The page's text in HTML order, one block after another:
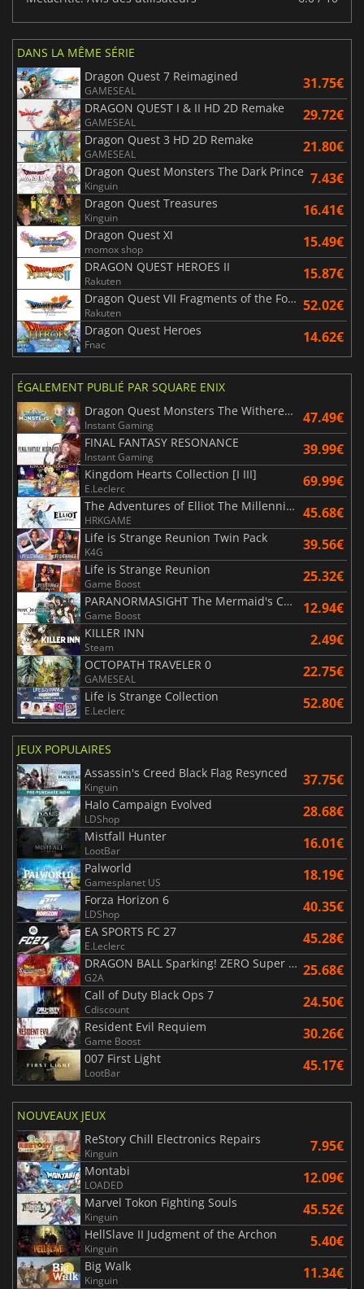
DANS LA MÊME SÉRIE
Dragon Quest 7 Reimagined
GAMESEAL 31.75€
DRAGON QUEST I & II HD 2D Remake
GAMESEAL 29.72€
Dragon Quest 3 HD 2D Remake
GAMESEAL 21.80€
Dragon Quest Monsters The Dark Prince
Kinguin 7.43€
Dragon Quest Treasures
Kinguin 16.41€
Dragon Quest XI
momox shop 15.49€
DRAGON QUEST HEROES II
Rakuten 15.87€
Dragon Quest VII Fragments of the Forgotten Past
Rakuten 52.02€
Dragon Quest Heroes
Fnac 14.62€
ÉGALEMENT PUBLIÉ PAR SQUARE ENIX
Dragon Quest Monsters The Withered World
Instant Gaming 47.49€
FINAL FANTASY RESONANCE
Instant Gaming 39.99€
Kingdom Hearts Collection [I III]
E.Leclerc 69.99€
The Adventures of Elliot The Millennium Tales
HRKGAME 45.68€
Life is Strange Reunion Twin Pack
K4G 39.56€
Life is Strange Reunion
Game Boost 25.32€
PARANORMASIGHT The Mermaid's Curse
Game Boost 12.94€
KILLER INN
Steam 2.49€
OCTOPATH TRAVELER 0
GAMESEAL 22.75€
Life is Strange Collection
E.Leclerc 52.80€
JEUX POPULAIRES
Assassin's Creed Black Flag Resynced
Kinguin 37.75€
Halo Campaign Evolved
LDShop 28.68€
Mistfall Hunter
LootBar 16.01€
Palworld
Gamesplanet US 18.19€
Forza Horizon 6
LDShop 40.35€
EA SPORTS FC 27
E.Leclerc 45.28€
DRAGON BALL Sparking! ZERO Super Limit Breaking NEO
G2A 25.68€
Call of Duty Black Ops 7
Cdiscount 24.50€
Resident Evil Requiem
Game Boost 30.26€
007 First Light
LootBar 45.17€
NOUVEAUX JEUX
ReStory Chill Electronics Repairs
Kinguin 7.95€
Montabi
LOADED 12.09€
Marvel Tokon Fighting Souls
Kinguin 45.52€
HellSlave II Judgment of the Archon
Kinguin 5.40€
Big Walk
Kinguin 11.34€